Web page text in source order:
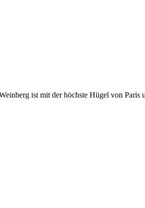
ist mit der höchste Hügel von